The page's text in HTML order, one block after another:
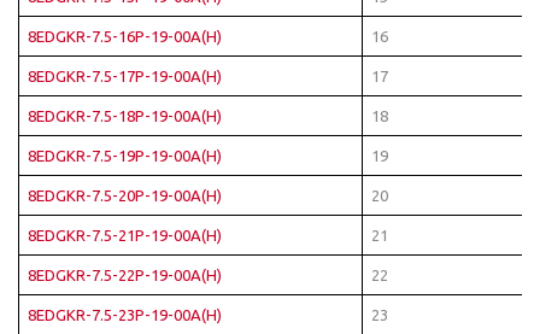
8EDGKR-7.5-16P-19-00A(H) 16
8EDGKR-7.5-17P-19-00A(H) 17
8EDGKR-7.5-18P-19-00A(H) 18
8EDGKR-7.5-19P-19-00A(H) 19
8EDGKR-7.5-20P-19-00A(H) 20
8EDGKR-7.5-21P-19-00A(H) 21
8EDGKR-7.5-22P-19-00A(H) 22
8EDGKR-7.5-23P-19-00A(H) 23